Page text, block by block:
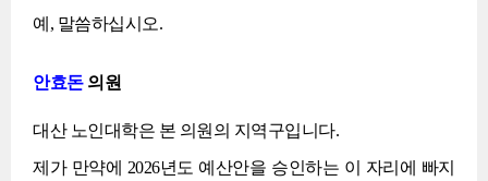
예, 말씀하십시오.
안효돈의원
대산 노인대학은 본 의원의 지역구입니다.
제가 만약에 2026년도 예산안을 승인하는 이 자리에 빠지